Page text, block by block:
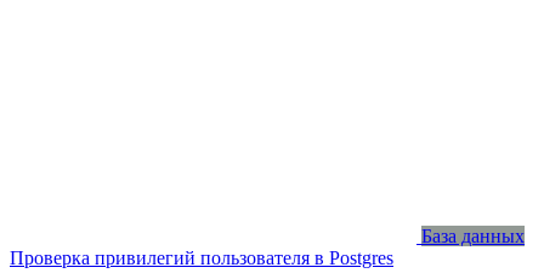
База данных
Проверка привилегий пользователя в Postgres